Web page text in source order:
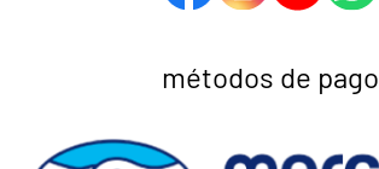
métodos de pago